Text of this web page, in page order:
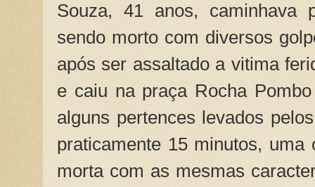
Souza, 41 anos, caminhava
sendo morto com diversos
após ser assaltado a vitima
e caiu na praça Rocha
alguns pertences levados
praticamente 15 minutos,
morta com as mesmas